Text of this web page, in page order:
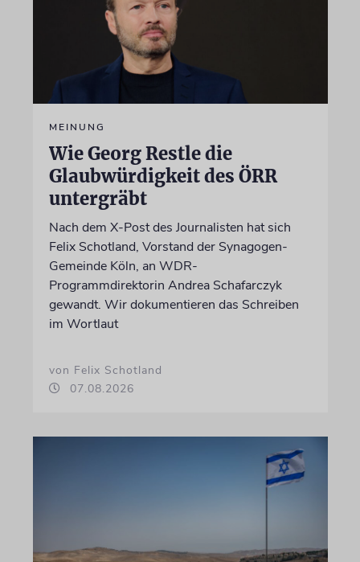
MEINUNG
Wie Georg Restle die
Glaubwürdigkeit des ÖRR
untergräbt
Nach dem X-Post des Journalisten hat sich
Felix Schotland, Vorstand der Synagogen-
Gemeinde Köln, an WDR-
Programmdirektorin Andrea Schafarczyk
gewandt. Wir dokumentieren das Schreiben
im Wortlaut
von Felix Schotland
07.08.2026